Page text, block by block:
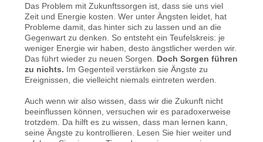
Das Problem mit Zukunftssorgen ist, dass sie uns viel
Zeit und Energie kosten. Wer unter Ängsten leidet, hat
Probleme damit, das hinter sich zu lassen und an die
Gegenwart zu denken. So entsteht ein Teufelskreis: je
weniger Energie wir haben, desto ängstlicher werden wir.
Das führt wieder zu neuen Sorgen. Doch Sorgen führen
zu nichts. Im Gegenteil verstärken sie Ängste zu
Ereignissen, die vielleicht niemals eintreten werden.
Auch wenn wir also wissen, dass wir die Zukunft nicht
beeinflussen können, versuchen wir es paradoxerweise
trotzdem. Da hilft es zu wissen, dass man lernen kann,
seine Ängste zu kontrollieren. Lesen Sie hier weiter und